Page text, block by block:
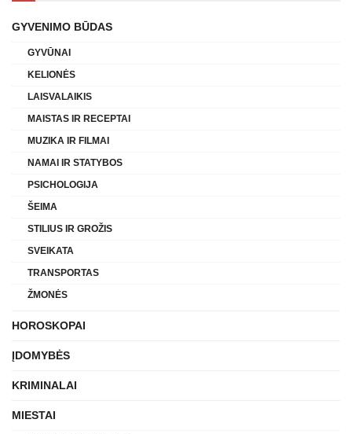
GYVENIMO BŪDAS
GYVŪNAI
KELIONĖS
LAISVALAIKIS
MAISTAS IR RECEPTAI
MUZIKA IR FILMAI
NAMAI IR STATYBOS
PSICHOLOGIJA
ŠEIMA
STILIUS IR GROŽIS
SVEIKATA
TRANSPORTAS
ŽMONĖS
HOROSKOPAI
ĮDOMYBĖS
KRIMINALAI
MIESTAI